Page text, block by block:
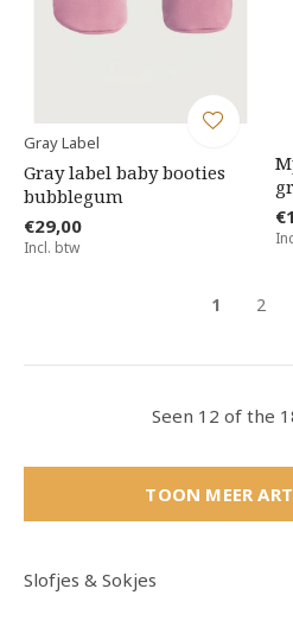
Gray Label
Gray label baby booties
bubblegum
€29,00
Incl. btw
1 2
Seen 12 of the
TOON MEER
Slofjes & Sokjes